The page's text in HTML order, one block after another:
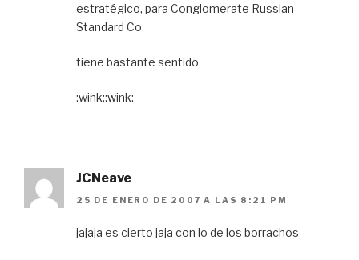
estratégico, para Conglomerate Russian
Standard Co.
tiene bastante sentido
:wink::wink:
JCNeave
25 DE ENERO DE 2007 A LAS 8:21 PM
jajaja es cierto jaja con lo de los borrachos